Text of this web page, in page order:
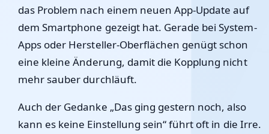
das Problem nach einem neuen App-Update auf
dem Smartphone gezeigt hat. Gerade bei System-
Apps oder Hersteller-Oberflächen genügt schon
eine kleine Änderung, damit die Kopplung nicht
mehr sauber durchläuft.
Auch der Gedanke „Das ging gestern noch, also
kann es keine Einstellung sein“ führt oft in die Irre.